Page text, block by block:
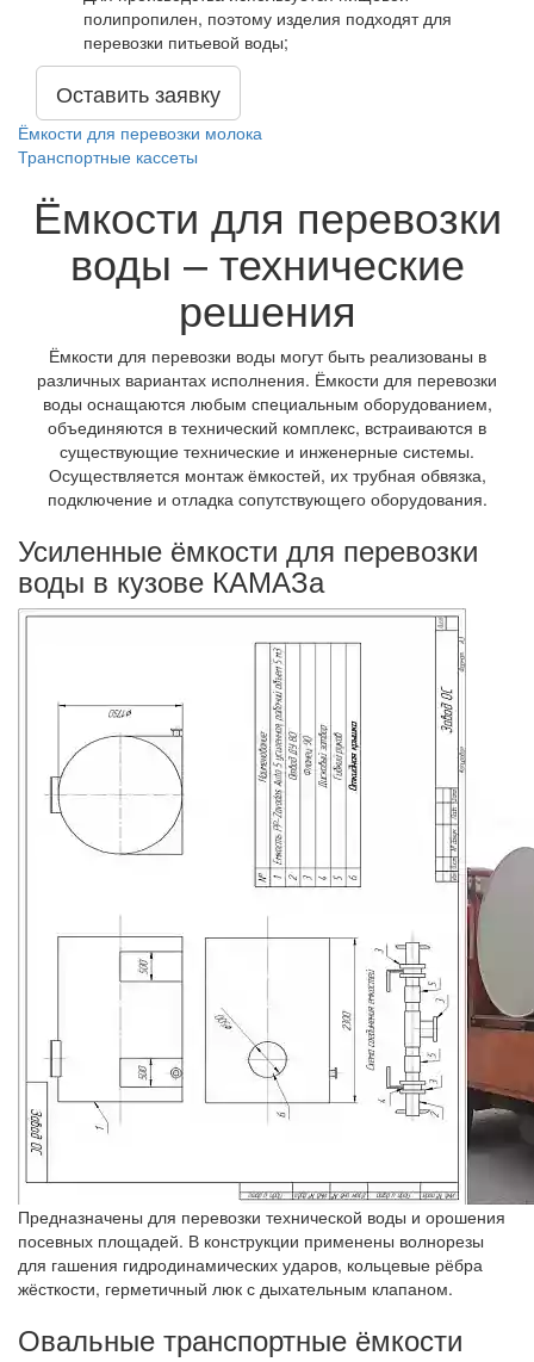
полипропилен, поэтому изделия подходят для
перевозки питьевой воды;
Оставить заявку
Ёмкости для перевозки молока
Транспортные кассеты
Ёмкости для перевозки
воды – технические
решения
Ёмкости для перевозки воды могут быть реализованы в
различных вариантах исполнения. Ёмкости для перевозки
воды оснащаются любым специальным оборудованием,
объединяются в технический комплекс, встраиваются в
существующие технические и инженерные системы.
Осуществляется монтаж ёмкостей, их трубная обвязка,
подключение и отладка сопутствующего оборудования.
Усиленные ёмкости для перевозки
воды в кузове КАМАЗа
Предназначены для перевозки технической воды и орошения
посевных площадей. В конструкции применены волнорезы
для гашения гидродинамических ударов, кольцевые рёбра
жёсткости, герметичный люк с дыхательным клапаном.
Овальные транспортные ёмкости